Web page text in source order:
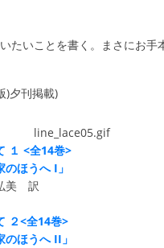
たいことを書く。まさにお手
)夕刊掲載)
１ <全14巻>
ほうへ I」
美 訳
２<全14巻>
ほうへ II」